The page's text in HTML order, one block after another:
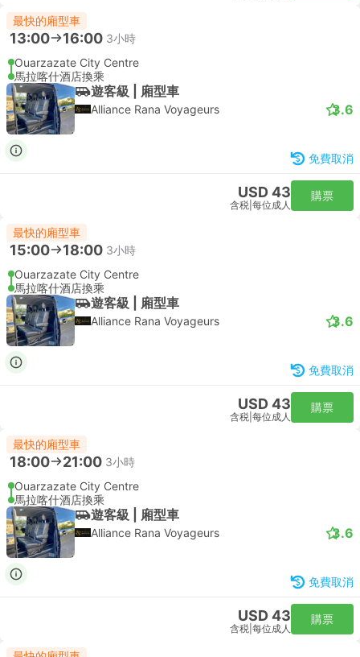
最快的廂型車
13:00 16:00 3小時
Ouarzazate City Centre
馬拉喀什酒店換乘
遊客級 | 廂型車
Alliance Rana Voyageurs 3.6
免費取消
USD 43
含税 每位成人
購票
最快的廂型車
15:00 18:00 3小時
Ouarzazate City Centre
馬拉喀什酒店換乘
遊客級 | 廂型車
Alliance Rana Voyageurs 3.6
免費取消
USD 43
含税 每位成人
購票
最快的廂型車
18:00 21:00 3小時
Ouarzazate City Centre
馬拉喀什酒店換乘
遊客級 | 廂型車
Alliance Rana Voyageurs 3.6
免費取消
USD 43
含税 每位成人
購票